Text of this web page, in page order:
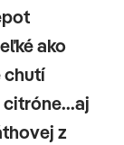
ako
chutí
z